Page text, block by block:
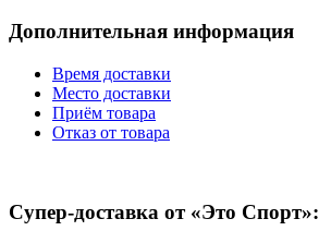
Дополнительная информация
Время доставки
Место доставки
Приём товара
Отказ от товара
Супер-доставка от «Это Спорт»: